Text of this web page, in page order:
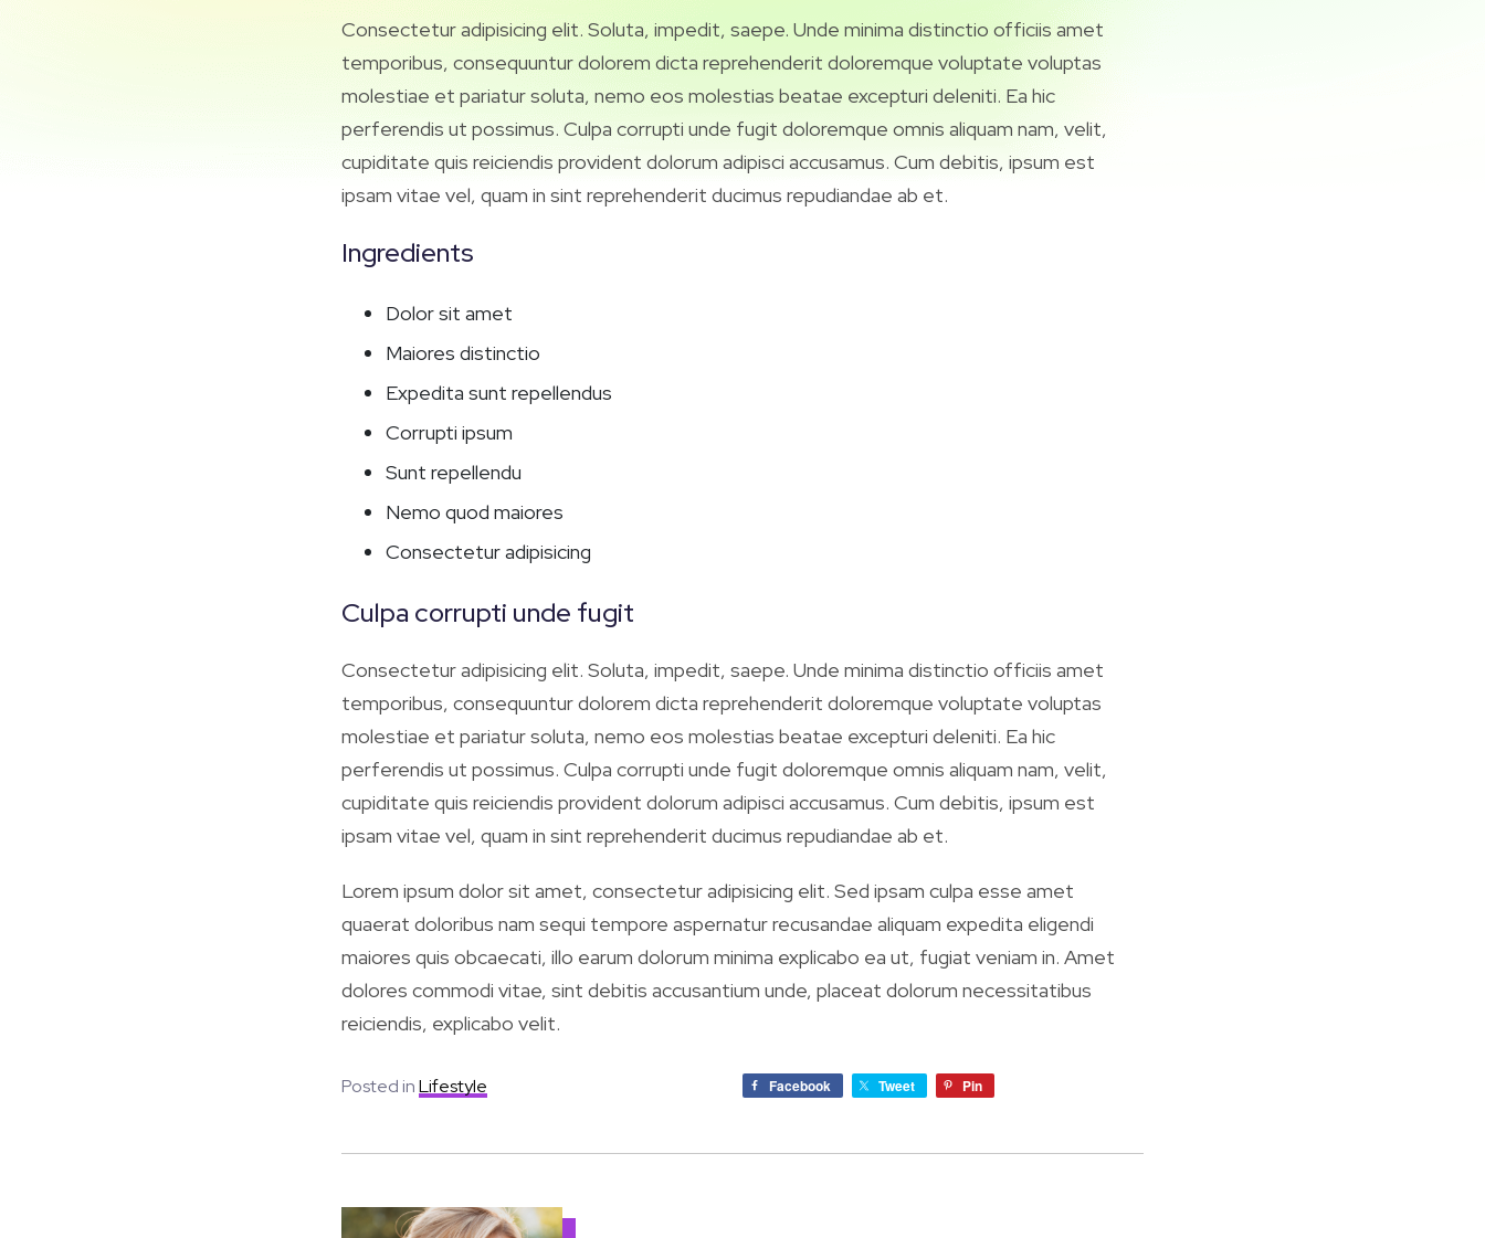
Consectetur adipisicing elit. Soluta, impedit, saepe. Unde minima distinctio officiis amet
temporibus, consequuntur dolorem dicta reprehenderit doloremque voluptate voluptas
molestiae et pariatur soluta, nemo eos molestias beatae excepturi deleniti. Ea hic
perferendis ut possimus. Culpa corrupti unde fugit doloremque omnis aliquam nam, velit,
cupiditate quis reiciendis provident dolorum adipisci accusamus. Cum debitis, ipsum est
ipsam vitae vel, quam in sint reprehenderit ducimus repudiandae ab et.
Ingredients
Dolor sit amet
Maiores distinctio
Expedita sunt repellendus
Corrupti ipsum
Sunt repellendu
Nemo quod maiores
Consectetur adipisicing
Culpa corrupti unde fugit
Consectetur adipisicing elit. Soluta, impedit, saepe. Unde minima distinctio officiis amet
temporibus, consequuntur dolorem dicta reprehenderit doloremque voluptate voluptas
molestiae et pariatur soluta, nemo eos molestias beatae excepturi deleniti. Ea hic
perferendis ut possimus. Culpa corrupti unde fugit doloremque omnis aliquam nam, velit,
cupiditate quis reiciendis provident dolorum adipisci accusamus. Cum debitis, ipsum est
ipsam vitae vel, quam in sint reprehenderit ducimus repudiandae ab et.
Lorem ipsum dolor sit amet, consectetur adipisicing elit. Sed ipsam culpa esse amet
quaerat doloribus nam sequi tempore aspernatur recusandae aliquam expedita eligendi
maiores quis obcaecati, illo earum dolorum minima explicabo ea ut, fugiat veniam in. Amet
dolores commodi vitae, sint debitis accusantium unde, placeat dolorum necessitatibus
reiciendis, explicabo velit.
Facebook Tweet Pin
Posted inLifestyle